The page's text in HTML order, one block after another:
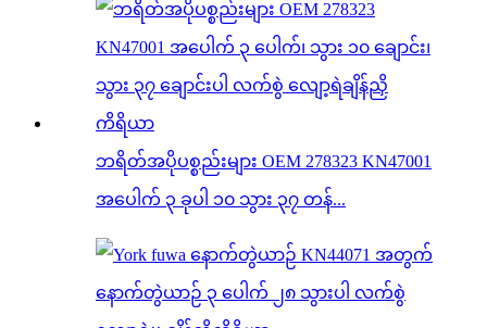
ဘရိတ်အပိုပစ္စည်းများ OEM 278323 KN47001
အပေါက် ၃ ခုပါ ၁၀ သွား ၃၇ တန်...